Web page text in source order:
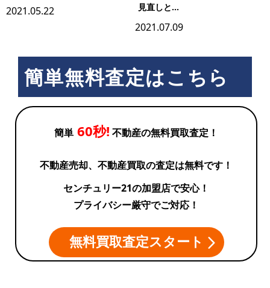
2021.05.22
見直しと...
2021.07.09
簡単無料査定はこちら
簡単 60秒! 不動産の無料買取査定！
不動産売却、不動産買取の査定は無料です！
センチュリー21の加盟店で安心！
プライバシー厳守でご対応！
無料買取査定スタート